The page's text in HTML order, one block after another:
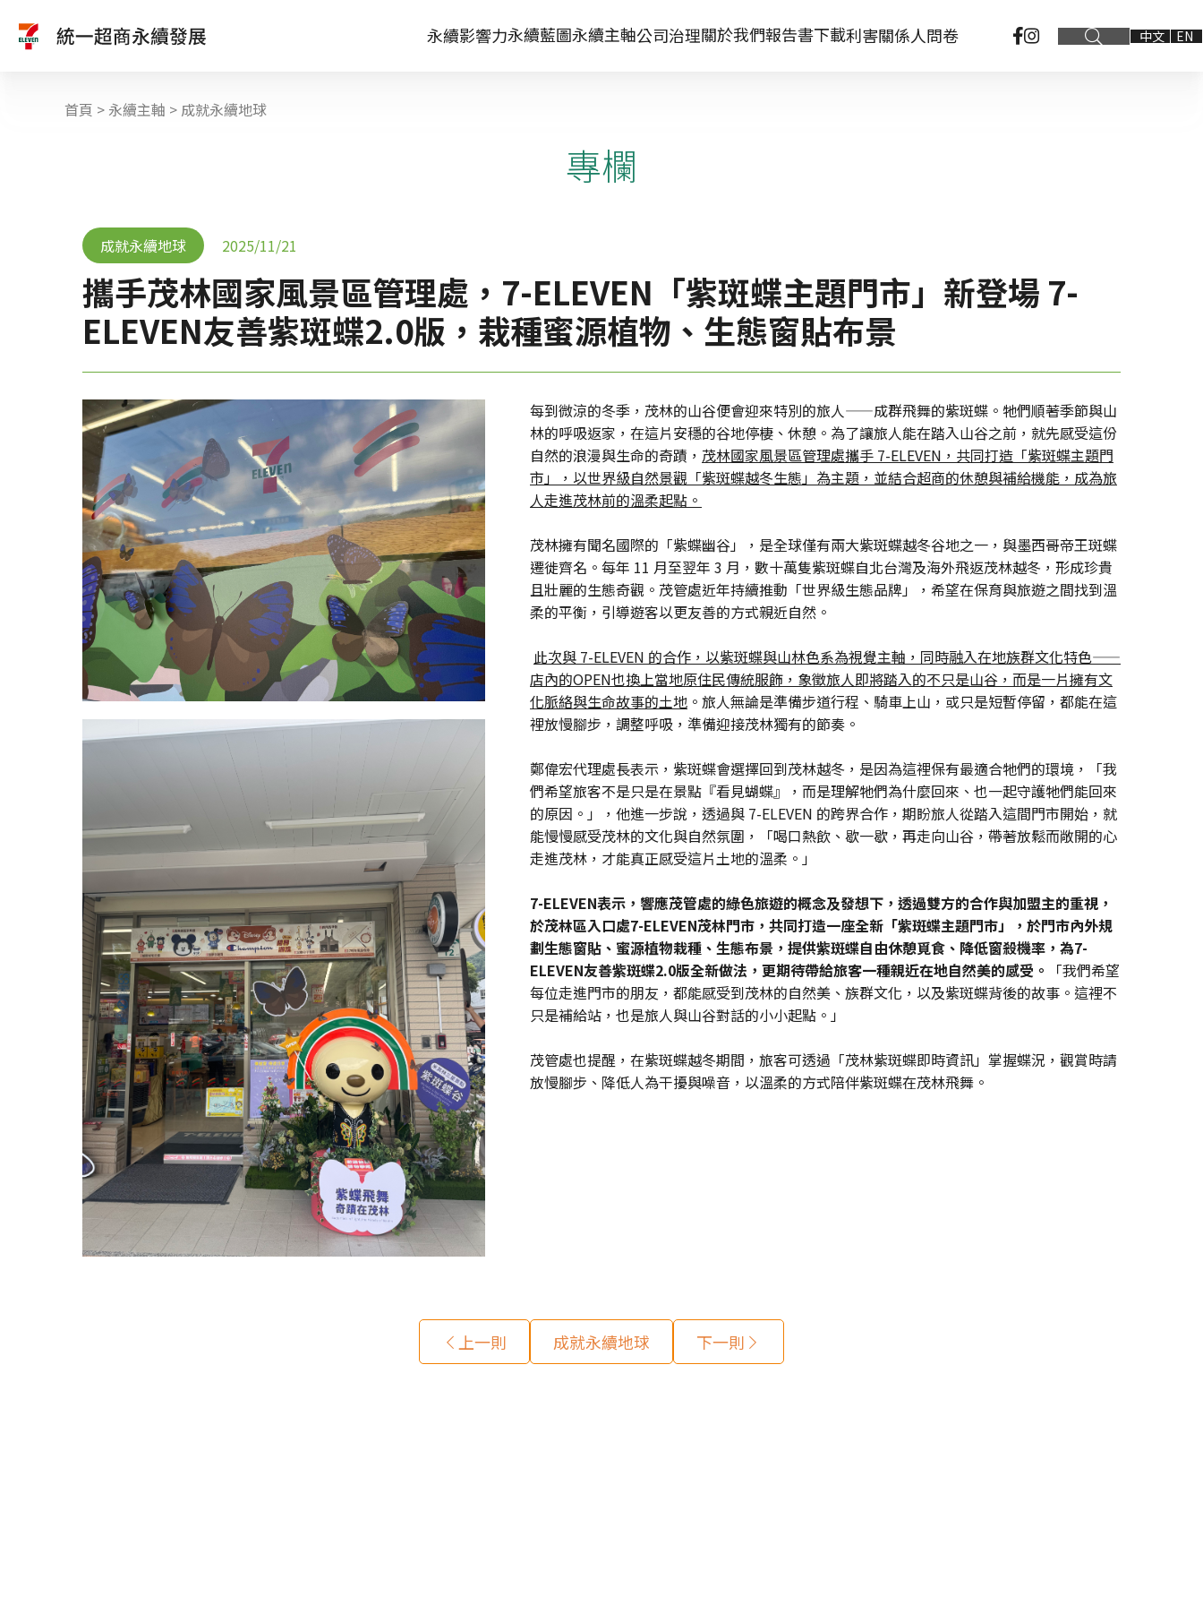
永續影響力永續藍圖永續主軸公司治理關於我們報告書下載利害關係人問卷 中文 EN
首頁 > 永續主軸 > 成就永續地球
專欄
成就永續地球 2025/11/21
攜手茂林國家風景區管理處，7-ELEVEN「紫斑蝶主題門市」新登場 7-
ELEVEN友善紫斑蝶2.0版，栽種蜜源植物、生態窗貼布景
每到微涼的冬季，茂林的山谷便會迎來特別的旅人——成群飛舞的紫斑蝶。牠們順著季節與山
林的呼吸返家，在這片安穩的谷地停棲、休憩。為了讓旅人能在踏入山谷之前，就先感受這份
自然的浪漫與生命的奇蹟， 茂林國家風景區管理處攜手 7-ELEVEN，共同打造「紫斑蝶主題門
市」，以世界級自然景觀「紫斑蝶越冬生態」為主題，並結合超商的休憩與補給機能，成為旅
人走進茂林前的溫柔起點。
茂林擁有聞名國際的「紫蝶幽谷」，是全球僅有兩大紫斑蝶越冬谷地之一，與墨西哥帝王斑蝶
遷徙齊名。每年 11 月至翌年 3 月，數十萬隻紫斑蝶自北台灣及海外飛返茂林越冬，形成珍貴
且壯麗的生態奇觀。茂管處近年持續推動「世界級生態品牌」，希望在保育與旅遊之間找到溫
柔的平衡，引導遊客以更友善的方式親近自然。
此次與 7-ELEVEN 的合作，以紫斑蝶與山林色系為視覺主軸，同時融入在地族群文化特色——
店內的OPEN也換上當地原住民傳統服飾，象徵旅人即將踏入的不只是山谷，而是一片擁有文
化脈絡與生命故事的土地 。旅人無論是準備步道行程、騎車上山，或只是短暫停留，都能在這
裡放慢腳步，調整呼吸，準備迎接茂林獨有的節奏。
鄭偉宏代理處長表示，紫斑蝶會選擇回到茂林越冬，是因為這裡保有最適合牠們的環境，「我
們希望旅客不是只是在景點『看見蝴蝶』，而是理解牠們為什麼回來、也一起守護牠們能回來
的原因。」，他進一步說，透過與 7-ELEVEN 的跨界合作，期盼旅人從踏入這間門市開始，就
能慢慢感受茂林的文化與自然氛圍，「喝口熱飲、歇一歇，再走向山谷，帶著放鬆而敞開的心
走進茂林，才能真正感受這片土地的溫柔。」
7-ELEVEN表示，響應茂管處的綠色旅遊的概念及發想下，透過雙方的合作與加盟主的重視，
於茂林區入口處7-ELEVEN茂林門市，共同打造一座全新「紫斑蝶主題門市」，於門市內外規
劃生態窗貼、蜜源植物栽種、生態布景，提供紫斑蝶自由休憩覓食、降低窗殺機率，為7-
ELEVEN友善紫斑蝶2.0版全新做法，更期待帶給旅客一種親近在地自然美的感受。
「我們希望
每位走進門市的朋友，都能感受到茂林的自然美、族群文化，以及紫斑蝶背後的故事。這裡不
只是補給站，也是旅人與山谷對話的小小起點。」
茂管處也提醒，在紫斑蝶越冬期間，旅客可透過「茂林紫斑蝶即時資訊」掌握蝶況，觀賞時請
放慢腳步、降低人為干擾與噪音，以溫柔的方式陪伴紫斑蝶在茂林飛舞。
上一則 成就永續地球 下一則